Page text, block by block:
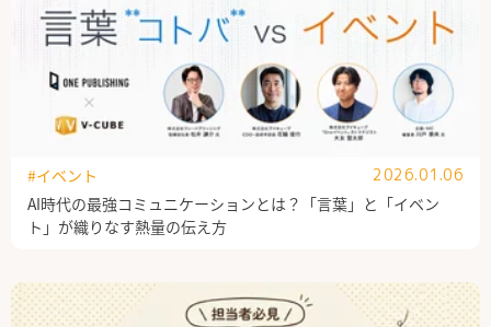
AI時代の最強コミュニケーションとは？「言葉」と「イベン
ト」が織りなす熱量の伝え方
#イベント 2026.01.06